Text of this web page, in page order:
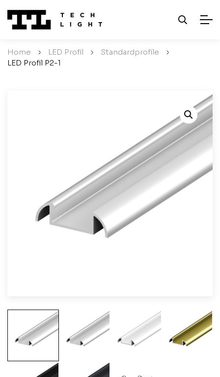
Home / LED Profil / Standardprofile
/
LED Profil P2-1